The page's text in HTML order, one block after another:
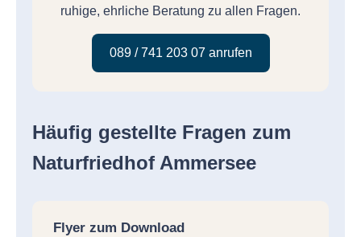
ruhige, ehrliche Beratung zu allen Fragen.
089 / 741 203 07 anrufen
Häufig gestellte Fragen zum
Naturfriedhof Ammersee
Flyer zum Download